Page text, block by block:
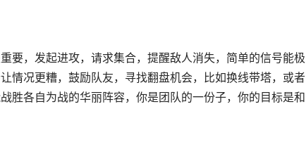
要，发起进攻，请求集合，提醒敌人消失，简单的信号能极
情况更糟，鼓励队友，寻找翻盘机会，比如换线带塔，或者
胜各自为战的华丽阵容，你是团队的一份子，你的目标是和